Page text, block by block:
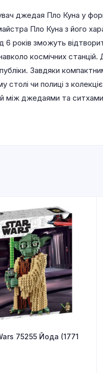
джедая Пло Куна у
Пло Куна з його
зможуть
космічних станцій.
Завдяки
чи полиці з
між джедаями та
75255 Йода (1771